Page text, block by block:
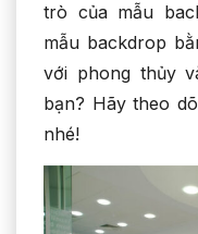
trò của mẫu
mẫu backdrop
với phong thủy
bạn? Hãy theo
nhé!